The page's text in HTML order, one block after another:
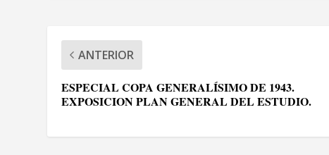
ANTERIOR
ESPECIAL COPA GENERALÍSIMO DE 1943.
EXPOSICION PLAN GENERAL DEL ESTUDIO.